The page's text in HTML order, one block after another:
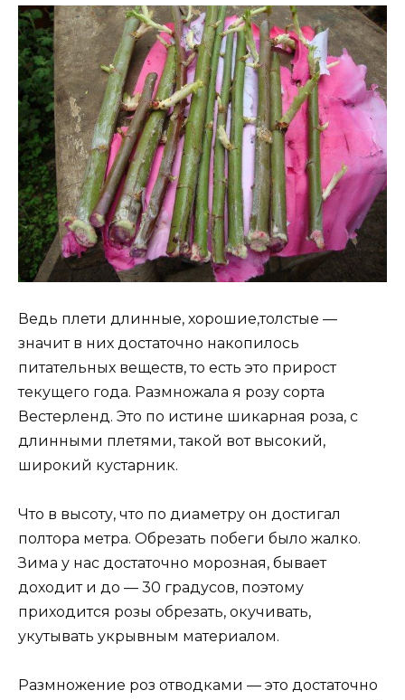
Ведь плети длинные, хорошие,толстые —
значит в них достаточно накопилось
питательных веществ, то есть это прирост
текущего года. Размножала я розу сорта
Вестерленд. Это по истине шикарная роза, с
длинными плетями, такой вот высокий,
широкий кустарник.
Что в высоту, что по диаметру он достигал
полтора метра. Обрезать побеги было жалко.
Зима у нас достаточно морозная, бывает
доходит и до — 30 градусов, поэтому
приходится розы обрезать, окучивать,
укутывать укрывным материалом.
Размножение роз отводками — это достаточно